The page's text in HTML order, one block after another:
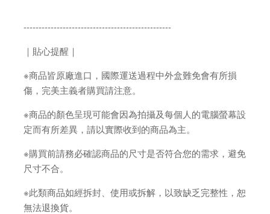
-------------------------------------------------
｜貼心提醒｜
※商品皆原廠進口，國際運送過程中外盒難免會有所損
傷，完美主義者購買請注意。
※商品的顏色呈現可能會因為拍攝及每個人的電腦螢幕設
定而有所差異，請以實際收到的商品為主。
※購買前請務必確認商品的尺寸是否符合您的需求，避免
尺寸不合。
※此類商品如經拆封、使用或拆解，以致缺乏完整性，恕
無法退換貨。